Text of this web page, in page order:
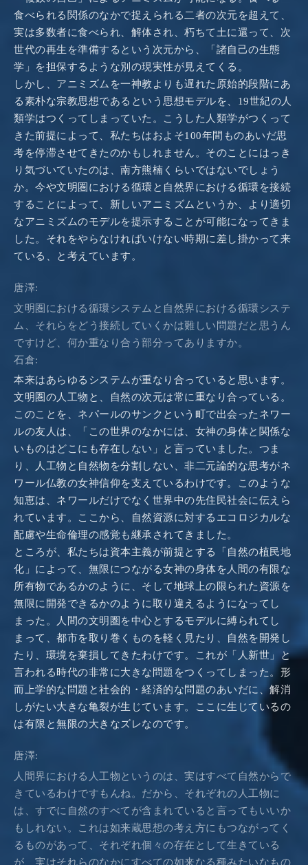
食べられる関係のなかで捉えられる二者の次元を超えて、
実は多数者に食べられ、解体され、朽ちて土に還って、次
世代の再生を準備するという次元から、「諸自己の生態
学」を担保するような別の現実性が見えてくる。
しかし、アニミズムを一神教よりも遅れた原始的段階にあ
る素朴な宗教思想であるという思想モデルを、19世紀の人
類学はつくってしまっていた。こうした人類学がつくって
きた前提によって、私たちはおよそ100年間ものあいだ思
考を停滞させてきたのかもしれません。そのことにはっき
り気づいていたのは、南方熊楠くらいではないでしょう
か。今や文明圏における循環と自然界における循環を接続
することによって、新しいアニミズムというか、より適切
なアニミズムのモデルを提示することが可能になってきま
した。それをやらなければいけない時期に差し掛かって来
ている、と考えています。
唐澤:
文明圏における循環システムと自然界における循環システ
ム、それらをどう接続していくかは難しい問題だと思うん
ですけど、何か重なり合う部分ってありますか。
石倉:
本来はあらゆるシステムが重なり合っていると思います。
文明圏の人工物と、自然の次元は常に重なり合っている。
このことを、ネパールのサンクという町で出会ったネワー
ルの友人は、「この世界のなかには、女神の身体と関係な
いものはどこにも存在しない」と言っていました。つま
り、人工物と自然物を分割しない、非二元論的な思考がネ
ワール仏教の女神信仰を支えているわけです。このような
知恵は、ネワールだけでなく世界中の先住民社会に伝えら
れています。ここから、自然資源に対するエコロジカルな
配慮や生命倫理の感覚も継承されてきました。
ところが、私たちは資本主義が前提とする「自然の植民地
化」によって、無限につながる女神の身体を人間の有限な
所有物であるかのように、そして地球上の限られた資源を
無限に開発できるかのように取り違えるようになってし
まった。人間の文明圏を中心とするモデルに縛られてし
まって、都市を取り巻くものを軽く見たり、自然を開発し
たり、環境を棄損してきたわけです。これが「人新世」と
言われる時代の非常に大きな問題をつくってしまった。形
而上学的な問題と社会的・経済的な問題のあいだに、解消
しがたい大きな亀裂が生じています。ここに生じているの
は有限と無限の大きなズレなのです。
唐澤:
人間界における人工物というのは、実はすべて自然からで
きているわけですもんね。だから、それぞれの人工物に
は、すでに自然のすべてが含まれていると言ってもいいか
もしれない。これは如来蔵思想の考え方にもつながってく
るものがあって、それぞれ個々の存在として生きている
が、実はそれらのなかにすべての如来なる種みたいなもの